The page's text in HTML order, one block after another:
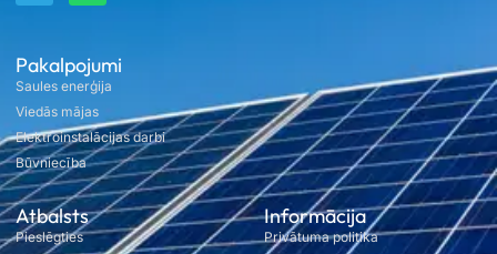
Pakalpojumi
Saules enerģija
Viedās mājas
Elektroinstalācijas darbi
Būvniecība
Atbalsts
Pieslēgties
Informācija
Privātuma politika